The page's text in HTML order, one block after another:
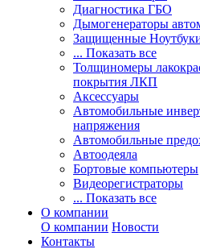
Диагностика ГБО
Дымогенераторы
Защищенные
... Показать все
Толщиномеры
покрытия ЛКП
Аксессуары
Автомобильные
напряжения
Автомобильные
Автоодеяла
Бортовые компьютеры
Видеорегистраторы
... Показать все
О компании
О компании Новости
Контакты